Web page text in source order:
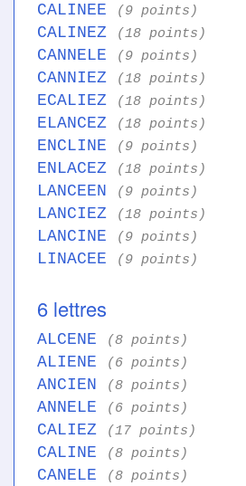
CALINEE (9 points)
CALINEZ (18 points)
CANNELE (9 points)
CANNIEZ (18 points)
ECALIEZ (18 points)
ELANCEZ (18 points)
ENCLINE (9 points)
ENLACEZ (18 points)
LANCEEN (9 points)
LANCIEZ (18 points)
LANCINE (9 points)
LINACEE (9 points)
6 lettres
ALCENE (8 points)
ALIENE (6 points)
ANCIEN (8 points)
ANNELE (6 points)
CALIEZ (17 points)
CALINE (8 points)
CANELE (8 points)